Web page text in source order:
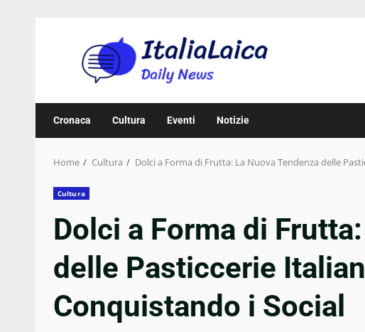
Cronaca Cultura Eventi Notizie
Home Cultura Dolci a Forma di Frutta: La Nuova Tendenza delle
Cultura
Dolci a Forma di
delle Pasticcerie
Conquistando i Social